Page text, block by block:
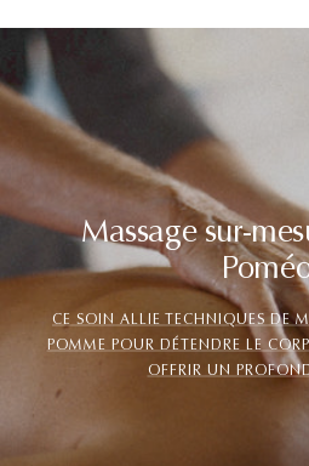
Massage sur-
CE SOIN ALLIE TECHNIQUES DE
POMME POUR DÉTENDRE LE
OFFRIR UN